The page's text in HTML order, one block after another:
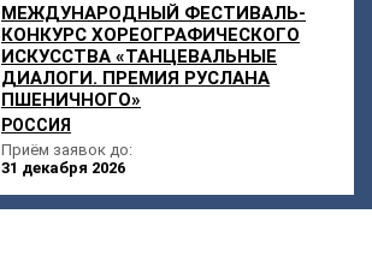
МЕЖДУНАРОДНЫЙ ФЕСТИВАЛЬ-
КОНКУРС ХОРЕОГРАФИЧЕСКОГО
ИСКУССТВА «ТАНЦЕВАЛЬНЫЕ
ДИАЛОГИ. ПРЕМИЯ РУСЛАНА
ПШЕНИЧНОГО»
РОССИЯ
Приём заявок до:
31 декабря 2026